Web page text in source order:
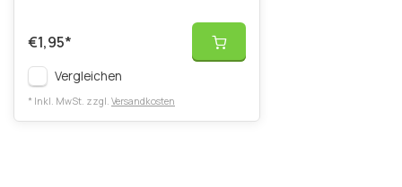
€1,95*
Vergleichen
* Inkl. MwSt. zzgl. Versandkosten